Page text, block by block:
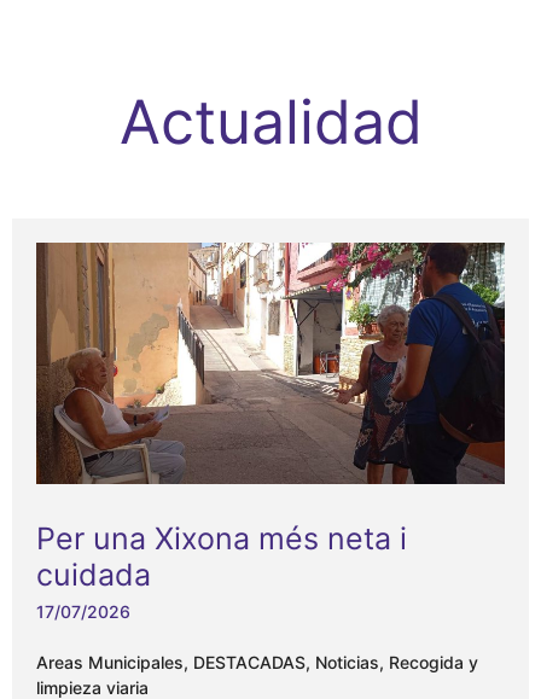
Actualidad
Per una Xixona més neta i
cuidada
17/07/2026
Areas Municipales, DESTACADAS, Noticias, Recogida y
limpieza viaria